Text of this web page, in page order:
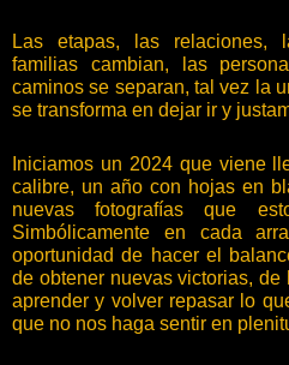
Las etapas, las relaciones,
familias cambian, las
caminos se separan, tal vez la
se transforma en dejar ir y
Iniciamos un 2024 que viene
calibre, un año con hojas en
nuevas fotografías que
Simbólicamente en cada
oportunidad de hacer el
de obtener nuevas victorias, de
aprender y volver repasar lo
que no nos haga sentir en